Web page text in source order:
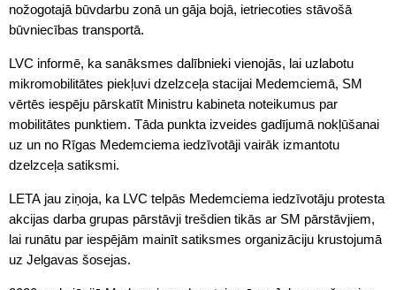
nožogotajā būvdarbu zonā un gāja bojā, ietriecoties stāvošā
būvniecības transportā.
LVC informē, ka sanāksmes dalībnieki vienojās, lai uzlabotu
mikromobilitātes piekļuvi dzelzceļa stacijai Medemciemā, SM
vērtēs iespēju pārskatīt Ministru kabineta noteikumus par
mobilitātes punktiem. Tāda punkta izveides gadījumā nokļūšanai
uz un no Rīgas Medemciema iedzīvotāji vairāk izmantotu
dzelzceļa satiksmi.
LETA jau ziņoja, ka LVC telpās Medemciema iedzīvotāju protesta
akcijas darba grupas pārstāvji trešdien tikās ar SM pārstāvjiem,
lai runātu par iespējām mainīt satiksmes organizāciju krustojumā
uz Jelgavas šosejas.